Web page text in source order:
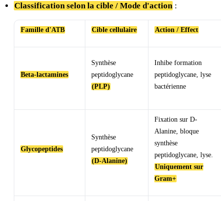
Classification selon la cible / Mode d'action :
Famille d'ATB Cible cellulaire Action / Effect
Beta-lactamines
Synthèse
peptidoglycane
(PLP)
Inhibe formation
peptidoglycane, lyse
bactérienne
Glycopeptides
Synthèse
peptidoglycane
(D-Alanine)
Fixation sur D-
Alanine, bloque
synthèse
peptidoglycane, lyse.
Uniquement sur
Gram+